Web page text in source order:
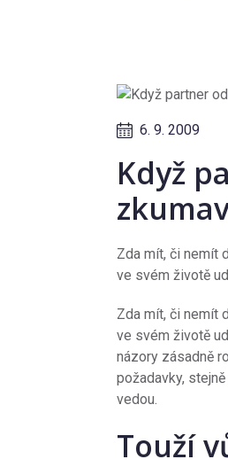
6. 9. 2009
Když
Zda mít, či nemít
ve svém životě
Zda mít, či nemít
ve svém životě
názory zásadně
požadavky,
vedou.
Touží